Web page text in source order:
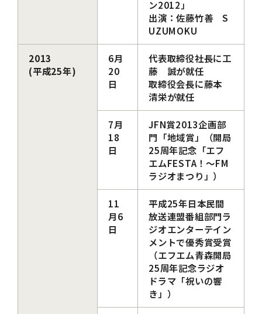
ン2012」
出演：佐藤竹善 S
UZUMOKU
2013
(平成25年)
6月
20
日
代表取締役社長に工
藤 誠が就任
取締役会長に藤本
清栄が就任
7月
18
日
JFN賞2013企画部
門「地域賞」（開局
25周年記念「エフ
エムFESTA！～FM
ラジオまつり」）
11
月6
日
平成25年日本民間
放送連盟番組部門ラ
ジオエンターテイン
メントで優秀賞受賞
（エフエム青森開局
25周年記念ラジオ
ドラマ「祝いの響
き」）